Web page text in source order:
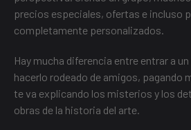
precios especiales, ofertas e incluso
completamente personalizados.
Hay mucha diferencia entre entrar a
hacerlo rodeado de amigos, pagando
te va explicando los misterios y los
obras de la historia del arte.